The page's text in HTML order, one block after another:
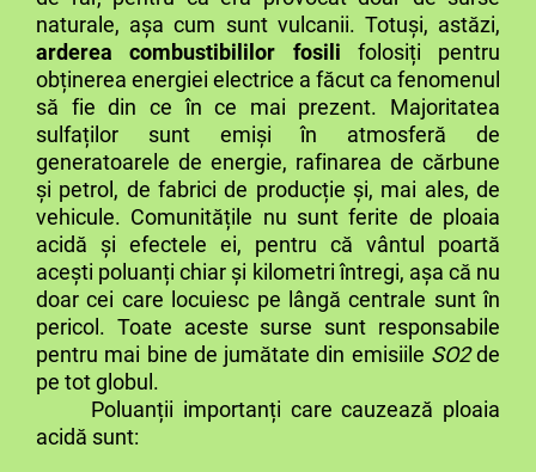
naturale, așa cum sunt vulcanii. Totuși, astăzi,
arderea combustibililor fosili folosiți pentru
obținerea energiei electrice a făcut ca fenomenul
să fie din ce în ce mai prezent. Majoritatea
sulfaților sunt emiși în atmosferă de
generatoarele de energie, rafinarea de cărbune
și petrol, de fabrici de producție și, mai ales, de
vehicule. Comunitățile nu sunt ferite de ploaia
acidă și efectele ei, pentru că vântul poartă
acești poluanți chiar și kilometri întregi, așa că nu
doar cei care locuiesc pe lângă centrale sunt în
pericol. Toate aceste surse sunt responsabile
pentru mai bine de jumătate din emisiile SO2de
pe tot globul.
Poluanții importanți care cauzează ploaia
acidă sunt: